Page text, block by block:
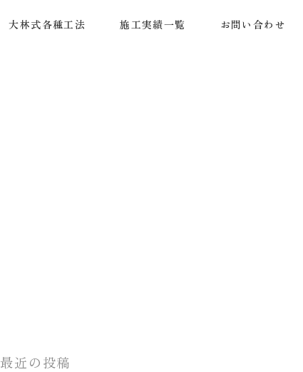
大林式各種工法 施工実績一覧 お問い合わせ
最近の投稿